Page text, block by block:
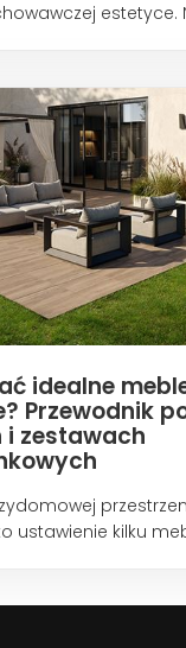
estetyce.
idealne
Przewodnik
i zestawach
ustawienie kilku